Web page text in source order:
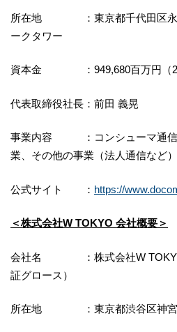
所在地 ：東京都千代田区永田
ークタワー
資本金 ：949,680百万円（
代表取締役社長：前田 義晃
事業内容 ：コンシューマ通信
業、その他の事業（法人通信など）
公式サイト ： https://
＜株式会社W TOKYO 会社概要＞
会社名 ：株式会社W TOKYO
証グロース）
所在地 ：東京都渋谷区神宮前